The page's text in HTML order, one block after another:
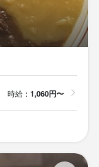
時給： 1,060円〜